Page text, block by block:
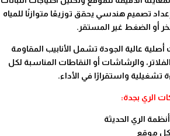
تصميم هندسي يحقق توزيعًا متوازنًا للمياه
أو الضغط غير المستقر.
أصلية عالية الجودة تشمل الأنابيب المقاومة
والرشاشات أو النقاطات المناسبة لكل
تشغيلية واستقرارًا في الأداء.
الري بجدة:
الري الحديثة
موقع